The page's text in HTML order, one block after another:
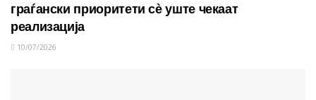
граѓански приоритети сè уште чекаат
реализација
10/07/2026